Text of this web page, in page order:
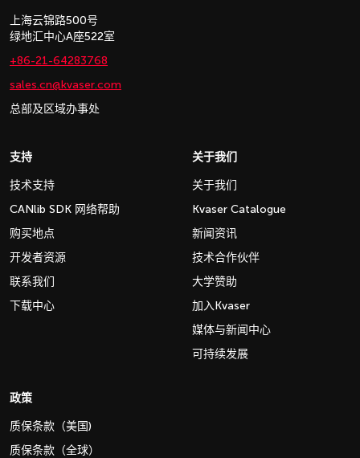
上海云锦路500号
绿地汇中心A座522室
+86-21-64283768
sales.cn@kvaser.com
总部及区域办事处
支持
技术支持
CANlib SDK 网络帮助
购买地点
开发者资源
联系我们
下载中心
关于我们
关于我们
Kvaser Catalogue
新闻资讯
技术合作伙伴
大学赞助
加入Kvaser
媒体与新闻中心
可持续发展
政策
质保条款（美国)
质保条款（全球）